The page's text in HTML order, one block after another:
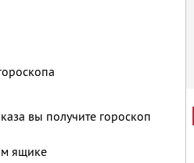
вы получите гороскоп
ящике